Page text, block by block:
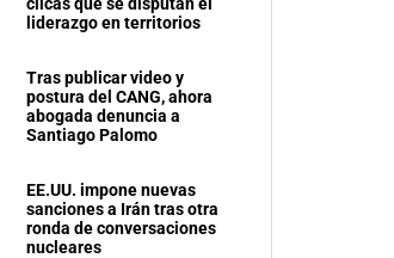
liderazgo en territorios
Tras publicar video y
postura del CANG, ahora
abogada denuncia a
Santiago Palomo
EE.UU. impone nuevas
sanciones a Irán tras otra
ronda de conversaciones
nucleares